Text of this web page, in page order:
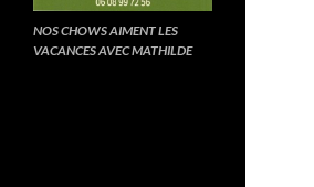
NOS CHOWS AIMENT LES
VACANCES AVEC MATHILDE